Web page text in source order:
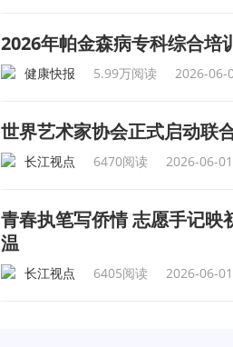
2026年帕金森病专科综合培
健康快报 5.99万阅读 2026-06-
世界艺术家协会正式启动联
长江视点 6470阅读 2026-06-01
青春执笔写侨情 志愿手记
温
长江视点 6405阅读 2026-06-01